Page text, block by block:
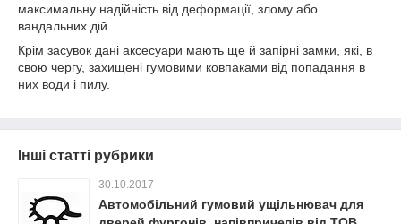
максимальну надійність від деформації, злому або
вандальних дій.
Крім засувок дані аксесуари мають ще й запірні замки, які, в
свою чергу, захищені гумовими ковпаками від попадання в
них води і пилу.
Інші статті рубрики
30.10.2017
Автомобільний гумовий ущільнювач для